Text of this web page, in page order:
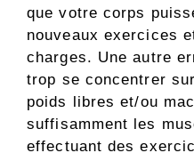
que votre corps
nouveaux exercices
charges. Une autre
trop se concentrer
poids libres et/ou
suffisamment les
effectuant des